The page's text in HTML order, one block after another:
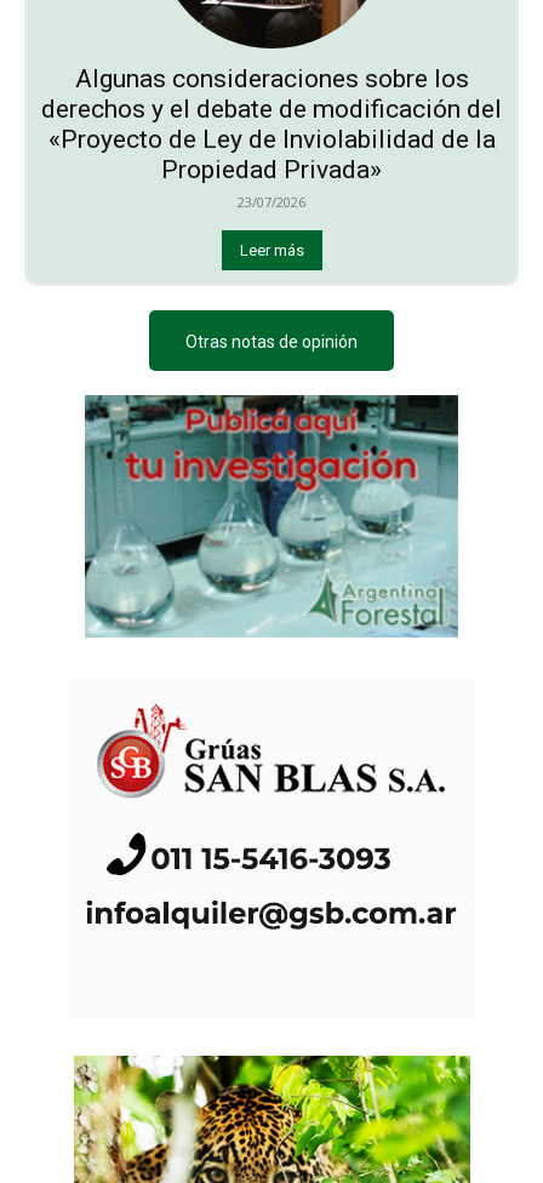
Algunas consideraciones sobre los
derechos y el debate de modificación del
«Proyecto de Ley de Inviolabilidad de la
Propiedad Privada»
23/07/2026
Leer más
Otras notas de opinión